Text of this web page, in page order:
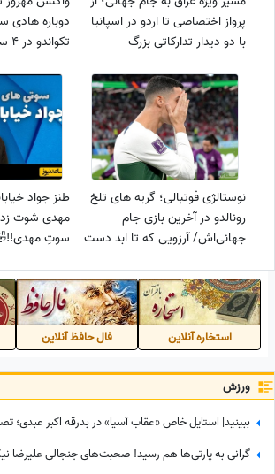
پرواز اختصاصی تا اردو در اسپانیا
با دو دیدار تدارکاتی بزرگ
دوباره هادی
تکواندو در 4 سال آینده ....
نوستالژی فوتبالی؛ گریه های تلخ
رونالدو در آخرین بازی جام
جهانی‌اش/ آرزویی که تا ابد دست
طنز جواد
مهدی شوت
سوتِ
استخاره آنلاین فال حافظ آنلاین
ورزش